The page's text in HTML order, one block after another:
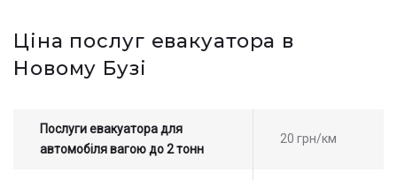
Ціна послуг евакуатора в
Новому Бузі
Послуги евакуатора для
автомобіля вагою до 2 тонн
20 грн/км